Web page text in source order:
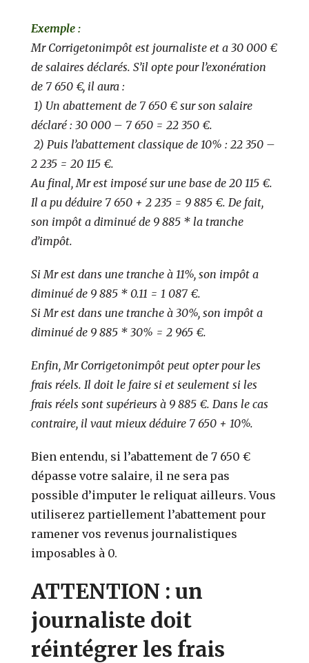
Exemple :
Mr Corrigetonimpôt est journaliste et a 30 000 €
de salaires déclarés. S’il opte pour l’exonération
de 7 650 €, il aura :
1) Un abattement de 7 650 € sur son salaire
déclaré : 30 000 – 7 650 = 22 350 €.
2) Puis l’abattement classique de 10% : 22 350 –
2 235 = 20 115 €.
Au final, Mr est imposé sur une base de 20 115 €.
Il a pu déduire 7 650 + 2 235 = 9 885 €. De fait,
son impôt a diminué de 9 885 * la tranche
d’impôt.
Si Mr est dans une tranche à 11%, son impôt a
diminué de 9 885 * 0.11 = 1 087 €.
Si Mr est dans une tranche à 30%, son impôt a
diminué de 9 885 * 30% = 2 965 €.
Enfin, Mr Corrigetonimpôt peut opter pour les
frais réels. Il doit le faire si et seulement si les
frais réels sont supérieurs à 9 885 €. Dans le cas
contraire, il vaut mieux déduire 7 650 + 10%.
Bien entendu, si l’abattement de 7 650 €
dépasse votre salaire, il ne sera pas
possible d’imputer le reliquat ailleurs. Vous
utiliserez partiellement l’abattement pour
ramener vos revenus journalistiques
imposables à 0.
ATTENTION : un
journaliste doit
réintégrer les frais